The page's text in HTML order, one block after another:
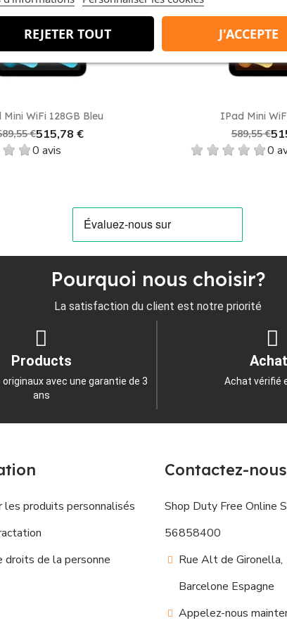
N'attendez plus et profitez de cette offre unique.
vous choisissez un produit qui répond parfaitement
sur le marché.
WiFi Cell 256GB Lumière stellaire sur notre
de la technologie à un prix imbattable.
Aperçu rapide
WiFi 128GB Bleu
€515,78 €
0 avis

IPad Mini
589,55 €
0
favorite_border
Pourquoi nous choisir?
La satisfaction du client est notre priorité
Products
avec une garantie de 3
ans
Achat vérifié
REJETER TOUT J'ACCEPTE
les produits personnalisés
droits de la personne
Contactez-nous
Shop Duty Free Online
56858400
Rue Alt de
Barcelone Espagne
Appelez-nous